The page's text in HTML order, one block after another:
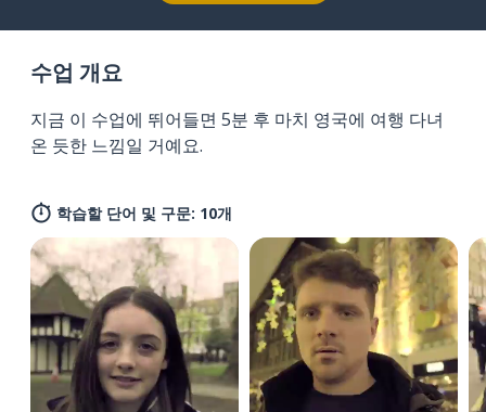
수업 개요
지금 이 수업에 뛰어들면 5분 후 마치 영국에 여행 다녀
온 듯한 느낌일 거예요.
학습할 단어 및 구문: 10개